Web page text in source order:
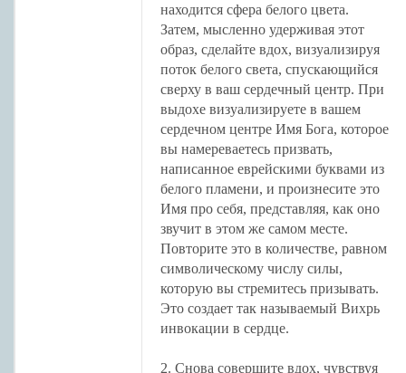
находится сфера белого цвета.
Затем, мысленно удерживая этот
образ, сделайте вдох, визуализируя
поток белого света, спускающийся
сверху в ваш сердечный центр. При
выдохе визуализируете в вашем
сердечном центре Имя Бога, которое
вы намереваетесь призвать,
написанное еврейскими буквами из
белого пламени, и произнесите это
Имя про себя, представляя, как оно
звучит в этом же самом месте.
Повторите это в количестве, равном
символическому числу силы,
которую вы стремитесь призывать.
Это создает так называемый Вихрь
инвокации в сердце.
2. Снова совершите вдох, чувствуя